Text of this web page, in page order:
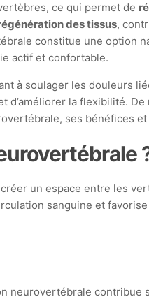
ce qui permet de
des tissus,
constitue une option
actif et confortable.
à soulager les douleurs
la flexibilité.
ses bénéfices
un espace entre les
sanguine et
neurovertébrale